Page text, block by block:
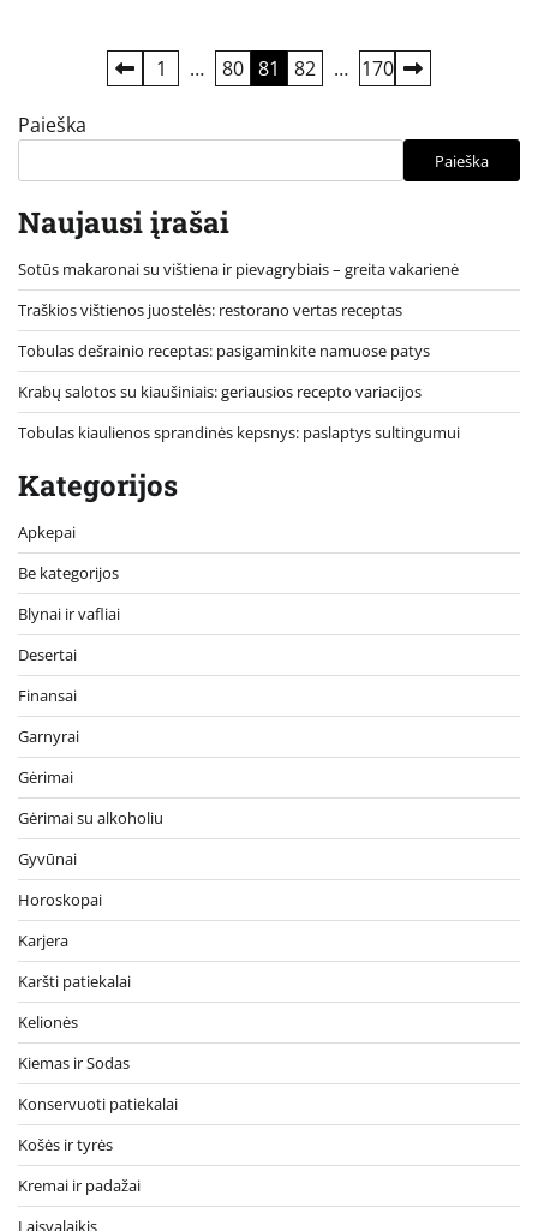
puslapiavimas
1 … 80 81 82 … 170
Paieška
Paieška
Naujausi įrašai
Sotūs makaronai su vištiena ir pievagrybiais – greita vakarienė
Traškios vištienos juostelės: restorano vertas receptas
Tobulas dešrainio receptas: pasigaminkite namuose patys
Krabų salotos su kiaušiniais: geriausios recepto variacijos
Tobulas kiaulienos sprandinės kepsnys: paslaptys sultingumui
Kategorijos
Apkepai
Be kategorijos
Blynai ir vafliai
Desertai
Finansai
Garnyrai
Gėrimai
Gėrimai su alkoholiu
Gyvūnai
Horoskopai
Karjera
Karšti patiekalai
Kelionės
Kiemas ir Sodas
Konservuoti patiekalai
Košės ir tyrės
Kremai ir padažai
Laisvalaikis